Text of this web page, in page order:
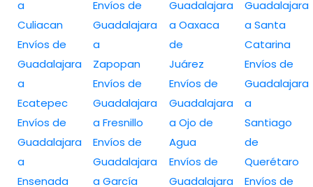
a
Culiacan
Envíos de
Guadalajara
a
Ecatepec
Envíos de
Guadalajara
a
Ensenada
Envíos de
Guadalajara
a
Zapopan
Envíos de
Guadalajara
a Fresnillo
Envíos de
Guadalajara
a García
Guadalajara
a Oaxaca
de
Juárez
Envíos de
Guadalajara
a Ojo de
Agua
Envíos de
Guadalajara
Guadalajara
a Santa
Catarina
Envíos de
Guadalajara
a
Santiago
de
Querétaro
Envíos de